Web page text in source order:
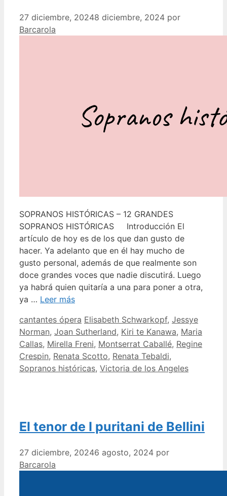
27 diciembre, 20248 diciembre, 2024 por
Barcarola
SOPRANOS HISTÓRICAS – 12 GRANDES
SOPRANOS HISTÓRICAS Introducción El
artículo de hoy es de los que dan gusto de
hacer. Ya adelanto que en él hay mucho de
gusto personal, además de que realmente son
doce grandes voces que nadie discutirá. Luego
ya habrá quien quitaría a una para poner a otra,
ya … Leer más
Categorías
cantantes ópera Etiquetas
Elisabeth Schwarkopf, Jessye
Norman, Joan Sutherland, Kiri te Kanawa, Maria
Callas, Mirella Freni, Montserrat Caballé, Regine
Crespin, Renata Scotto, Renata Tebaldi,
Sopranos históricas, Victoria de los Angeles
El tenor de I puritani de Bellini
27 diciembre, 20246 agosto, 2024 por
Barcarola